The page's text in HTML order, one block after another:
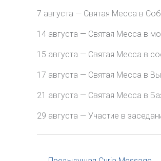
7 августа — Святая Месса в
14 августа — Святая Месса в
15 августа — Святая Месса в
17 августа — Святая Месса в
21 августа — Святая Месса в
29 августа — Участие в